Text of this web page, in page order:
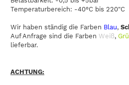
Temperaturbereich: -40°C bis 220"C
Wir haben ständig die Farben Blau,
Auf Anfrage sind die Farben Weiß,
lieferbar.
ACHTUNG: